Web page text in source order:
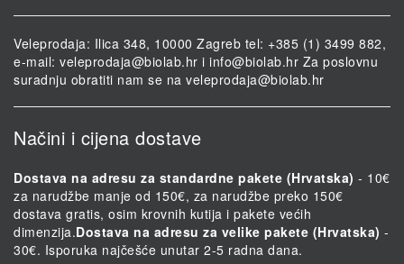
Veleprodaja: Ilica 348, 10000 Zagreb tel: +385 (1) 3499 882,
e-mail: veleprodaja@biolab.hr i info@biolab.hr Za poslovnu
suradnju obratiti nam se na veleprodaja@biolab.hr
Načini i cijena dostave
Dostava na adresu za standardne pakete (Hrvatska) - 10€
za narudžbe manje od 150€, za narudžbe preko 150€
dostava gratis, osim krovnih kutija i pakete većih
dimenzija.Dostava na adresu za velike pakete (Hrvatska) -
30€. Isporuka najčešće unutar 2-5 radna dana.